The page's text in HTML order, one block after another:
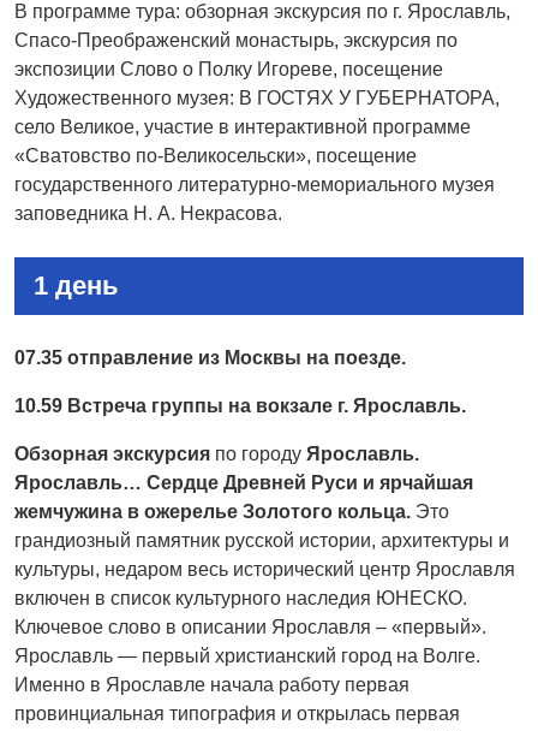
В программе тура: обзорная экскурсия по г. Ярославль,
Спасо-Преображенский монастырь, экскурсия по
экспозиции Слово о Полку Игореве, посещение
Художественного музея: В ГОСТЯХ У ГУБЕРНАТОРА,
село Великое, участие в интерактивной программе
«Сватовство по-Великосельски», посещение
государственного литературно-мемориального музея
заповедника Н. А. Некрасова.
1 день
07.35 отправление из Москвы на поезде.
10.59 Встреча группы на вокзале г. Ярославль.
Обзорная экскурсия по городу Ярославль.
Ярославль… Сердце Древней Руси и ярчайшая
жемчужина в ожерелье Золотого кольца. Это
грандиозный памятник русской истории, архитектуры и
культуры, недаром весь исторический центр Ярославля
включен в список культурного наследия ЮНЕСКО.
Ключевое слово в описании Ярославля – «первый».
Ярославль — первый христианский город на Волге.
Именно в Ярославле начала работу первая
провинциальная типография и открылась первая